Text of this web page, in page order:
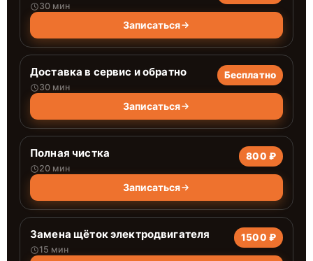
30 мин
Записаться
Доставка в сервис и обратно
30 мин
Бесплатно
Записаться
Полная чистка
20 мин
800 ₽
Записаться
Замена щёток электродвигателя
15 мин
1500 ₽